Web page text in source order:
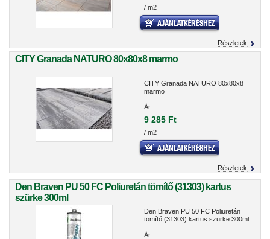
/ m2
Részletek
CITY Granada NATURO 80x80x8 marmo
CITY Granada NATURO 80x80x8
marmo
Ár:
9 285 Ft
/ m2
Részletek
Den Braven PU 50 FC Poliuretán tömítő (31303) kartus
szürke 300ml
Den Braven PU 50 FC Poliuretán
tömítő (31303) kartus szürke 300ml
Ár: